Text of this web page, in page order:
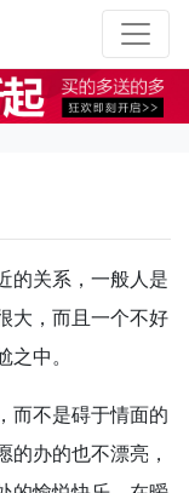
的关系，一般人是
大，而且一个不好
中。
而不是碍于情面的
的办的也不漂亮，